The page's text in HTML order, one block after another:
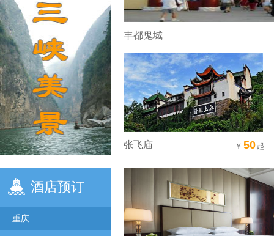
丰都鬼城
￥ 50 起
张飞庙
酒店预订
重庆